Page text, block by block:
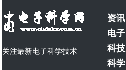
关注最新电子科学技术
资讯
电子
科技
科学